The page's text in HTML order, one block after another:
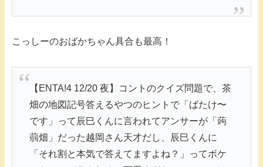
こっしーのおばかちゃん具合も最高！
【ENTA!4 12/20 夜】コントのクイズ問題で、茶
畑の地図記号答えるやつのヒントで「ばたけ〜
です」って辰巳くんに言われてアンサーが「蒟
蒻畑」だった越岡さん天才だし、辰巳くんに
「それ割と本気で答えてますよね？」ってボケ